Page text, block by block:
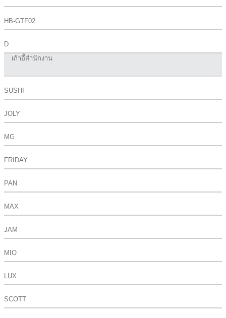
HB-GTF02
D
เก้าอี้สำนักงาน
SUSHI
JOLY
MG
FRIDAY
PAN
MAX
JAM
MIO
LUX
SCOTT